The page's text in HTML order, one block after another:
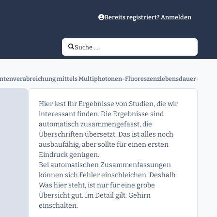
Bereits registriert? Anmelden
Suche …
mittels Multiphotonen-Fluoreszenzlebensdauer-
Hier lest Ihr Ergebnisse von Studien, die wir
interessant finden. Die Ergebnisse sind
automatisch zusammengefasst, die
Überschriften übersetzt. Das ist alles noch
ausbaufähig, aber sollte für einen ersten
Eindruck genügen.
Bei automatischen Zusammenfassungen
können sich Fehler einschleichen. Deshalb:
Was hier steht, ist nur für eine grobe
Übersicht gut. Im Detail gilt: Gehirn
einschalten.